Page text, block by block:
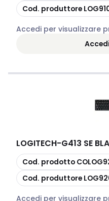
copia
Cod. produttore
Accedi per visualizzare
Accedi
LOGITECH-G413 SE
copia
Cod. prodotto
copia
Cod. produttore
Accedi per visualizzare